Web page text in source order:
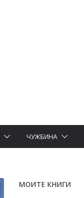
ЧУЖБИНА
МОИТЕ КНИГИ